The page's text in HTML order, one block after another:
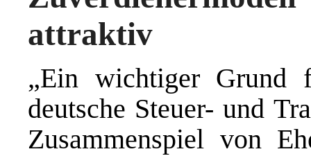
attraktiv
„Ein wichtiger Grund
deutsche Steuer- und
Zusammenspiel von